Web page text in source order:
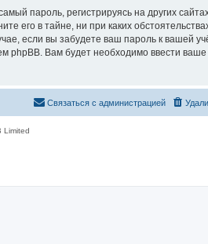
пароль, регистрируясь на других
его в тайне, ни при каких
если вы забудете ваш пароль к вашей
phpBB. Вам будет необходимо ввести
Связаться с администрацией
Limited